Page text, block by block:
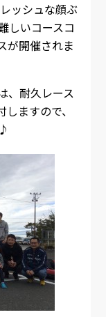
ッシュな顔ぶ
しいコースコ
が開催されま
、耐久レース
ますので、